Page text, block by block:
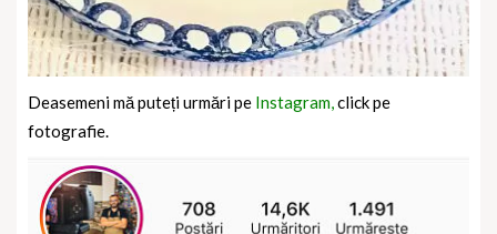
Deasemeni mă puteți urmări pe Instagram,click pe
fotografie.